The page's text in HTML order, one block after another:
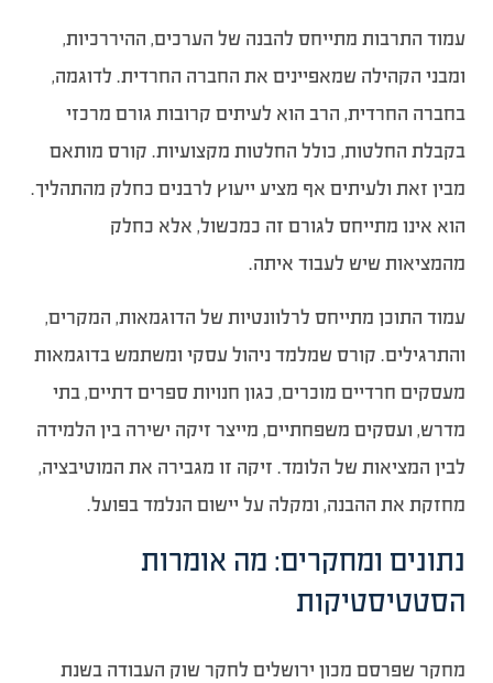
עמוד התרבות מתייחס להבנה של הערכים, ההיררכיות,
ומבני הקהילה שמאפיינים את החברה החרדית. לדוגמה,
בחברה החרדית, הרב הוא לעיתים קרובות גורם מרכזי
בקבלת החלטות, כולל החלטות מקצועיות. קורס מותאם
מבין זאת ולעיתים אף מציע ייעוץ לרבנים כחלק מהתהליך.
הוא אינו מתייחס לגורם זה כמכשול, אלא כחלק
מהמציאות שיש לעבוד איתה.
עמוד התוכן מתייחס לרלוונטיות של הדוגמאות, המקרים,
והתרגילים. קורס שמלמד ניהול עסקי ומשתמש בדוגמאות
מעסקים חרדיים מוכרים, כגון חנויות ספרים דתיים, בתי
מדרש, ועסקים משפחתיים, מייצר זיקה ישירה בין הלמידה
לבין המציאות של הלומד. זיקה זו מגבירה את המוטיבציה,
מחזקת את ההבנה, ומקלה על יישום הנלמד בפועל.
נתונים ומחקרים: מה אומרות
הסטטיסטיקות
מחקר שפרסם מכון ירושלים לחקר שוק העבודה בשנת